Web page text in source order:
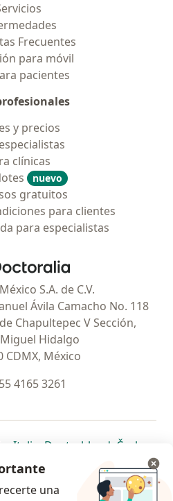
Frecuentes
para móvil
pacientes
y precios
clínicas
nuevo
gratuitos
para clientes
para especialistas
Doctoralia - Página de inicio
S.A. de C.V.
Ávila Camacho No. 118
Chapultepec V Sección,
Hidalgo
CDMX, México
4165 3261
pestaña
en una nueva pestaña
se abre en una nueva pestaña
Italia se abre en una nueva
Deutschlandse abre en
Česko
nueva pestaña
abre en una nueva pestaña
se abre en una nueva pestaña
Brasil se abre en una nueva
se abre en
se
se abre en una nueva
una